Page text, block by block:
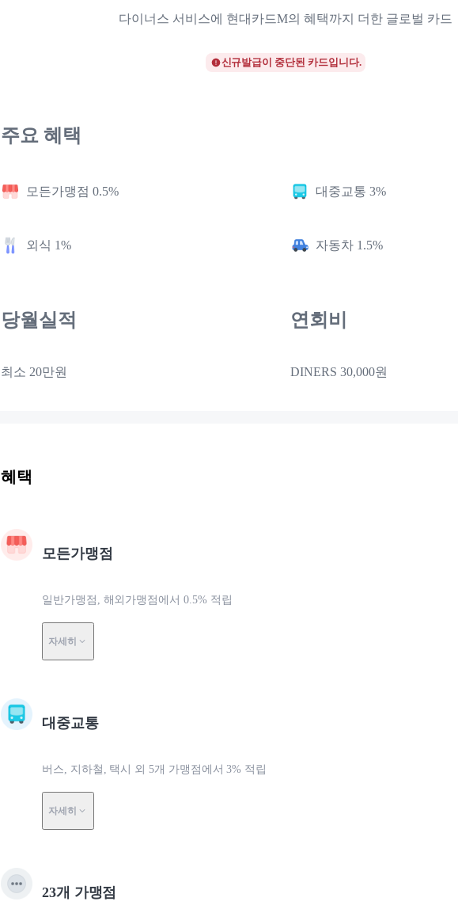
다이너스 서비스에 현대카드M의 혜택까지 더한 글로벌 카드
신규발급이 중단된 카드입니다.
주요 혜택
모든가맹점 0.5% 대중교통 3%
외식 1% 자동차 1.5%
당월실적
최소 20만원
연회비
DINERS 30,000원
혜택
모든가맹점
일반가맹점, 해외가맹점에서 0.5% 적립
자세히
대중교통
버스, 지하철, 택시 외 5개 가맹점에서 3% 적립
자세히
23개 가맹점